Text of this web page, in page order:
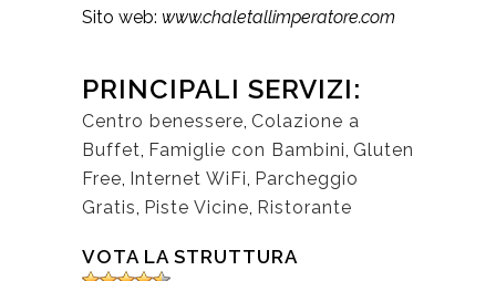
Sito web: www.chaletallimperatore.com
PRINCIPALI SERVIZI:
Centro benessere, Colazione a
Buffet, Famiglie con Bambini, Gluten
Free, Internet WiFi, Parcheggio
Gratis, Piste Vicine, Ristorante
VOTA LA STRUTTURA